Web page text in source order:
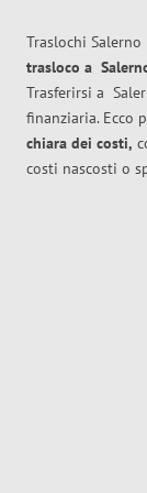
Traslochi
trasloco a
Trasferirsi a
finanziaria. Ecco
chiara dei costi,
costi nascosti o